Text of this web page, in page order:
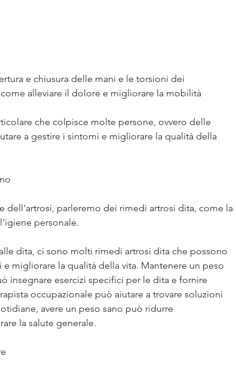
alleviare il dolore e migliorare la mobilità
che colpisce molte persone, ovvero delle
a gestire i sintomi e migliorare la qualità della
dell'artrosi, parleremo dei rimedi artrosi dita, come la
personale.
dita, ci sono molti rimedi artrosi dita che possono
e migliorare la qualità della vita. Mantenere un peso
insegnare esercizi specifici per le dita e fornire
occupazionale può aiutare a trovare soluzioni
avere un peso sano può ridurre
la salute generale.